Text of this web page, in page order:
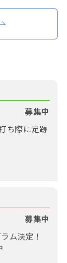
募集中
ち際に足跡
募集中
ム決定！